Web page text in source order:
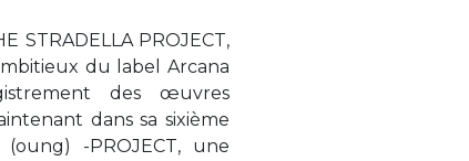
STRADELLA PROJECT,
du label Arcana
des œuvres
dans sa sixième
-PROJECT, une